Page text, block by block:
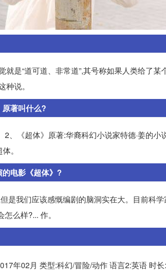
就是“道可道、非常道”,其号称如果人类给了
种说。
著叫什么?
2、《超体》原著:华裔科幻小说家特德·姜的
。
电影《超体》?
是我们应该感慨编剧的脑洞实在大。目前科
么样?... 作。
年02月 类型:科幻/冒险/动作 语言2:英语 时